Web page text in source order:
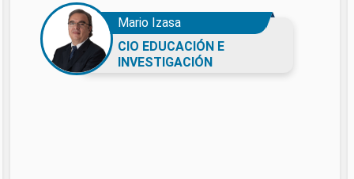
Mario Izasa
CIO EDUCACIÓN E
INVESTIGACIÓN